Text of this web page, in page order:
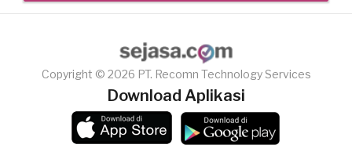
Copyright © 2026 PT. Recomn Technology Services
Download Aplikasi